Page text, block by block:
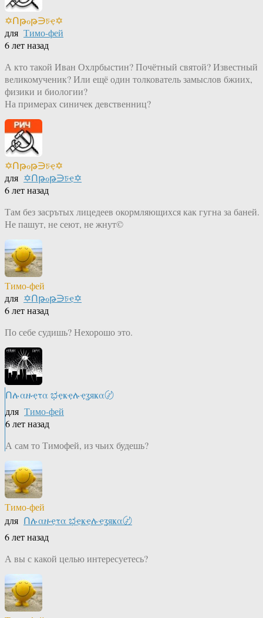
✡Ոթℴթ∋চҿ✡
для Тимо-фей
6 лет назад
А кто такой Иван Охлрбыстин? Почётный святой? Известный
великомученик? Или ещё один толкователь замыслов бжиих,
физики и биологии?
На примерах синичек девственниц?
✡Ոթℴթ∋চҿ✡
для ✡Ոթℴթ∋চҿ✡
6 лет назад
Там без засрътых лицедеев окормляющихся как гугна за баней.
Не пашут, не сеют, не жнут©
Тимо-фей
для ✡Ոթℴթ∋চҿ✡
6 лет назад
По себе судишь? Нехорошо это.
Ոሉαዙҿτα ಭҿҝҿሉҿʓяҝα〄
для Тимо-фей
6 лет назад
А сам то Тимофей, из чьих будешь?
Тимо-фей
для Ոሉαዙҿτα ಭҿҝҿሉҿʓяҝα〄
6 лет назад
А вы с какой целью интересуетесь?